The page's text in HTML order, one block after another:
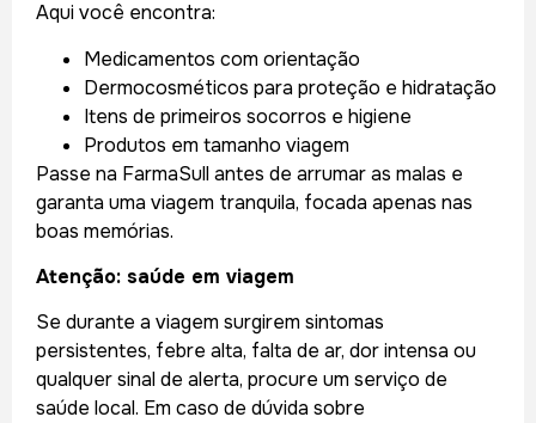
Aqui você encontra:
Medicamentos com orientação
Dermocosméticos para proteção e hidratação
Itens de primeiros socorros e higiene
Produtos em tamanho viagem
Passe na FarmaSull antes de arrumar as malas e
garanta uma viagem tranquila, focada apenas nas
boas memórias.
Atenção: saúde em viagem
Se durante a viagem surgirem sintomas
persistentes, febre alta, falta de ar, dor intensa ou
qualquer sinal de alerta, procure um serviço de
saúde local. Em caso de dúvida sobre